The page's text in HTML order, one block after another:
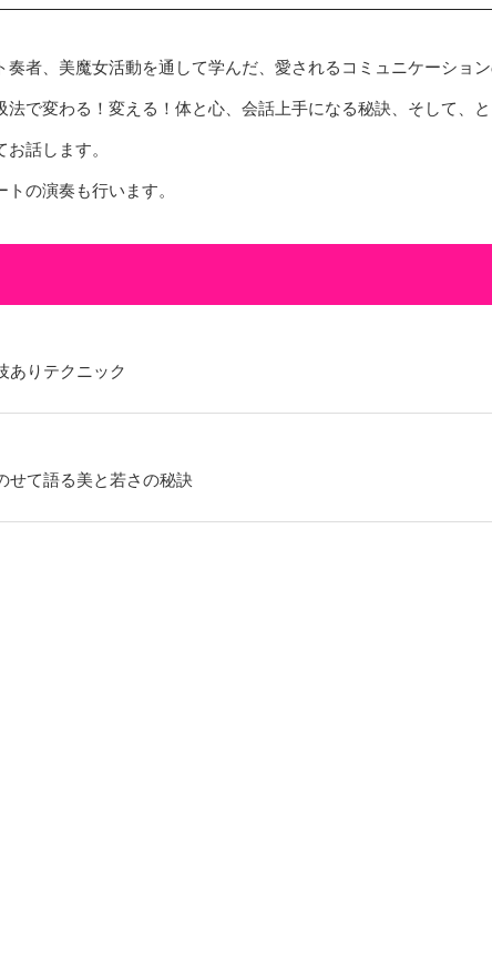
奏者、美魔女活動を通して学んだ、愛されるコミュニケーショ
法で変わる！変える！体と心、会話上手になる秘訣、そして、
話します。
の演奏も行います。
ありテクニック
せて語る美と若さの秘訣